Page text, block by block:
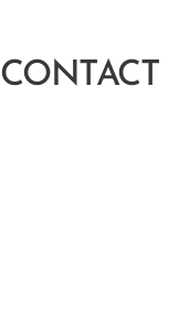
CONTACT